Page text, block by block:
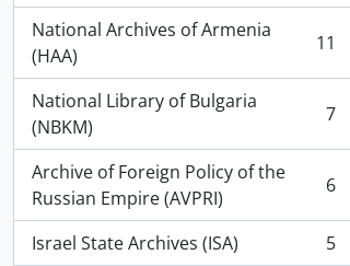
National Archives of Armenia
(HAA)
, 11 αποτελέσματα 11
National Library of Bulgaria
(NBKM)
, 7 αποτελέσματα 7
Archive of Foreign Policy of the
Russian Empire (AVPRI)
, 6 αποτελέσματα 6
Israel State Archives (ISA)
, 5 αποτελέσματα
5